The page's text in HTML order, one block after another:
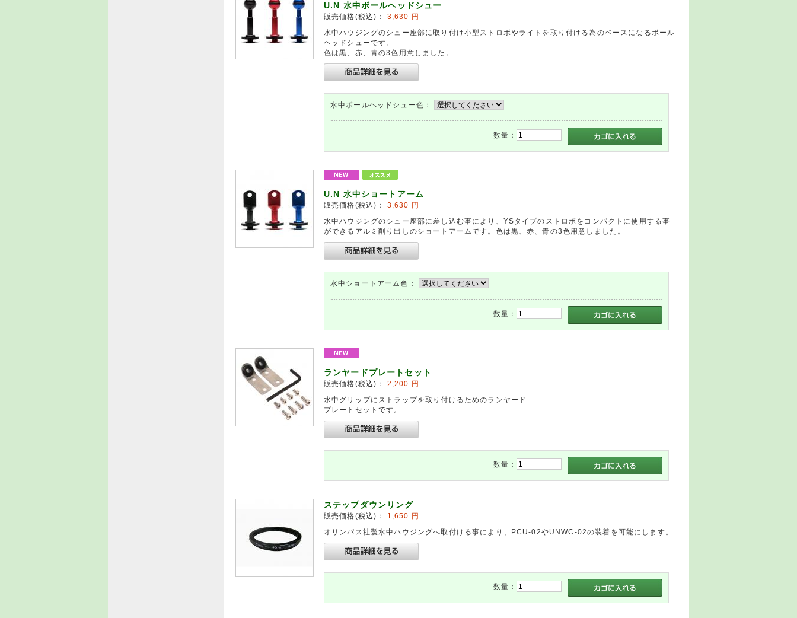
U.N 水中ボールヘッドシュー
販売価格(税込)： 3,630 円
水中ハウジングのシュー座部に取り付け小型ストロボやライトを取り付ける為のベースになるボール
ヘッドシューです。
色は黒、赤、青の3色用意しました。
水中ボールヘッドシュー色：
数量：
U.N 水中ショートアーム
販売価格(税込)： 3,630 円
水中ハウジングのシュー座部に差し込む事により、YSタイプのストロボをコンパクトに使用する事
ができるアルミ削り出しのショートアームです。色は黒、赤、青の3色用意しました。
水中ショートアーム色：
数量：
ランヤードプレートセット
販売価格(税込)： 2,200 円
水中グリップにストラップを取り付けるためのランヤード
プレートセットです。
数量：
ステップダウンリング
販売価格(税込)： 1,650 円
オリンパス社製水中ハウジングへ取付ける事により、PCU-02やUNWC-02の装着を可能にします。
数量：